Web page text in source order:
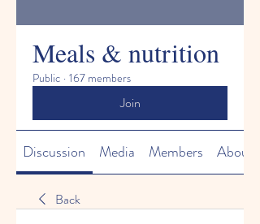
Meals & nutrition
Public · 167 members
Join
Discussion Media Members About
Back